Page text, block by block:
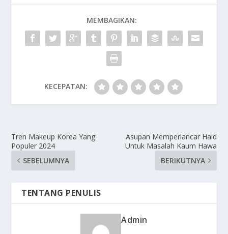
MEMBAGIKAN:
KECEPATAN:
Tren Makeup Korea Yang
Populer 2024
SEBELUMNYA
Asupan Memperlancar Haid
Untuk Masalah Kaum Hawa
BERIKUTNYA
TENTANG PENULIS
Admin